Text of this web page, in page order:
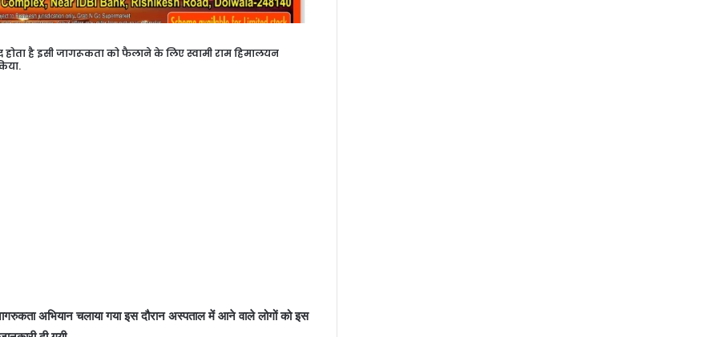
है इसी जागरूकता को फैलाने के लिए स्वामी राम हिमालयन
अभियान चलाया गया इस दौरान अस्पताल में आने वाले लोगों को इस